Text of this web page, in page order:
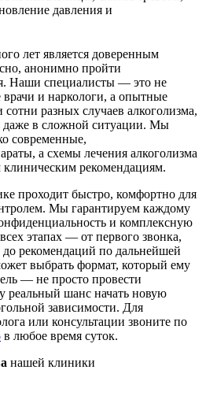
лет является доверенным
анонимно пройти
Наши специалисты — это не
и наркологи, а опытные
разных случаев алкоголизма,
даже в сложной ситуации. Мы
современные,
а схемы лечения алкоголизма
клиническим рекомендациям.
проходит быстро, комфортно для
Мы гарантируем каждому
и комплексную
этапах — от первого звонка,
до рекомендаций по дальнейшей
выбрать формат, который ему
— не просто провести
реальный шанс начать новую
зависимости. Для
или консультации звоните по
в любое время суток.
нашей клиники